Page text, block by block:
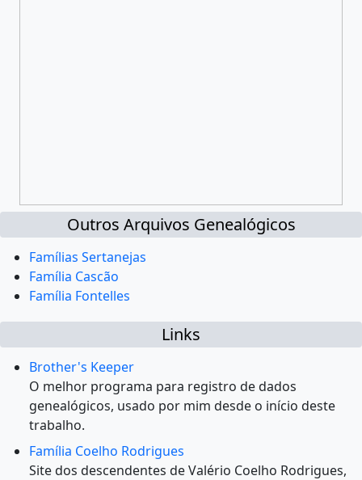
Outros Arquivos Genealógicos
Famílias Sertanejas
Família Cascão
Família Fontelles
Links
Brother's Keeper
O melhor programa para registro de dados
genealógicos, usado por mim desde o início deste
trabalho.
Família Coelho Rodrigues
Site dos descendentes de Valério Coelho Rodrigues,